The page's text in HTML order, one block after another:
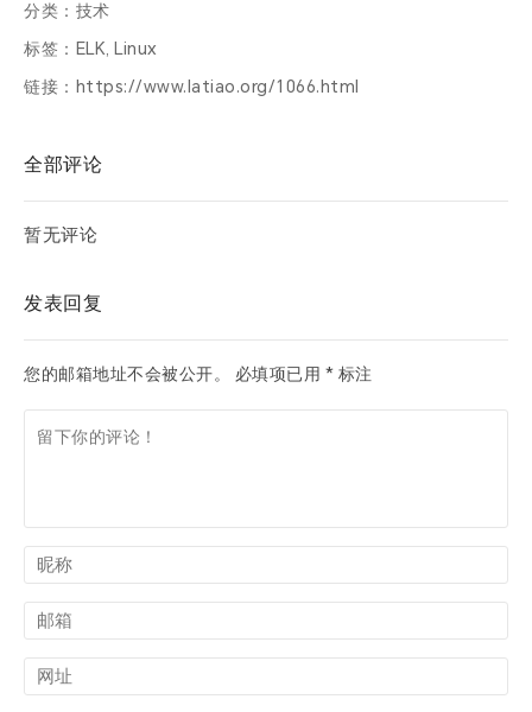
分类： 技术
标签： ELK
Linux
链接： https://www.latiao.org/1066.html
全部评论
暂无评论
发表回复
您的邮箱地址不会被公开。 必填项已用 * 标注